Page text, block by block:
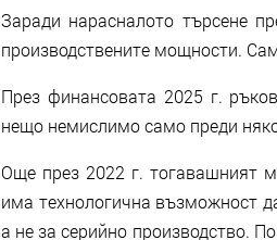
Заради нарасналото търсене
производствените мощности.
През финансовата 2025 г.
нещо немислимо само преди
Още през 2022 г. тогавашният
има технологична възможност
а не за серийно производство.